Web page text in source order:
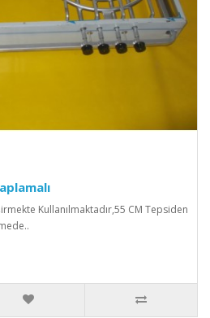
Kullanılmaktadır,55 CM Tepsiden